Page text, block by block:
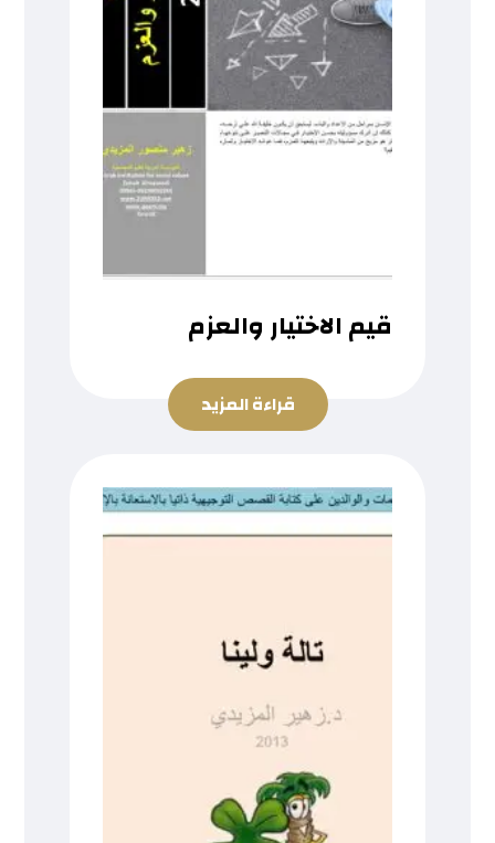
قيم الاختيار والعزم
قراءة المزيد